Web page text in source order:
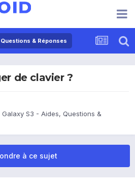
& Réponses
de clavier ?
Galaxy S3 - Aides, Questions &
à ce sujet